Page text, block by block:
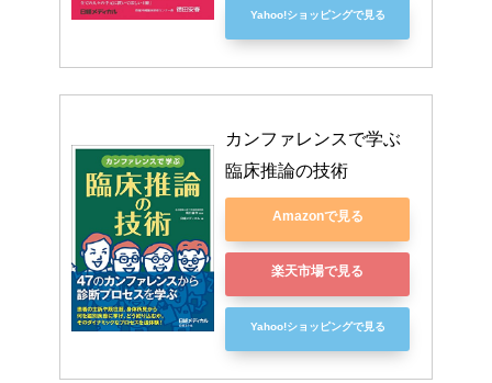
Yahoo!ショッピングで見る
カンファレンスで学ぶ
臨床推論の技術
Amazonで見る
楽天市場で見る
Yahoo!ショッピングで見る